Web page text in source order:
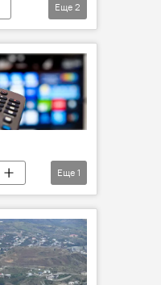
Еще 2
Еще 1